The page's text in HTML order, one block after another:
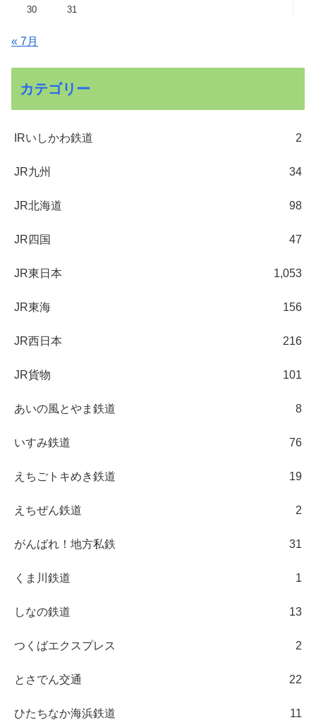
30
31
« 7月
カテゴリー
IRいしかわ鉄道 2
JR九州 34
JR北海道 98
JR四国 47
JR東日本 1,053
JR東海 156
JR西日本 216
JR貨物 101
あいの風とやま鉄道 8
いすみ鉄道 76
えちごトキめき鉄道 19
えちぜん鉄道 2
がんばれ！地方私鉄 31
くま川鉄道 1
しなの鉄道 13
つくばエクスプレス 2
とさでん交通 22
ひたちなか海浜鉄道 11